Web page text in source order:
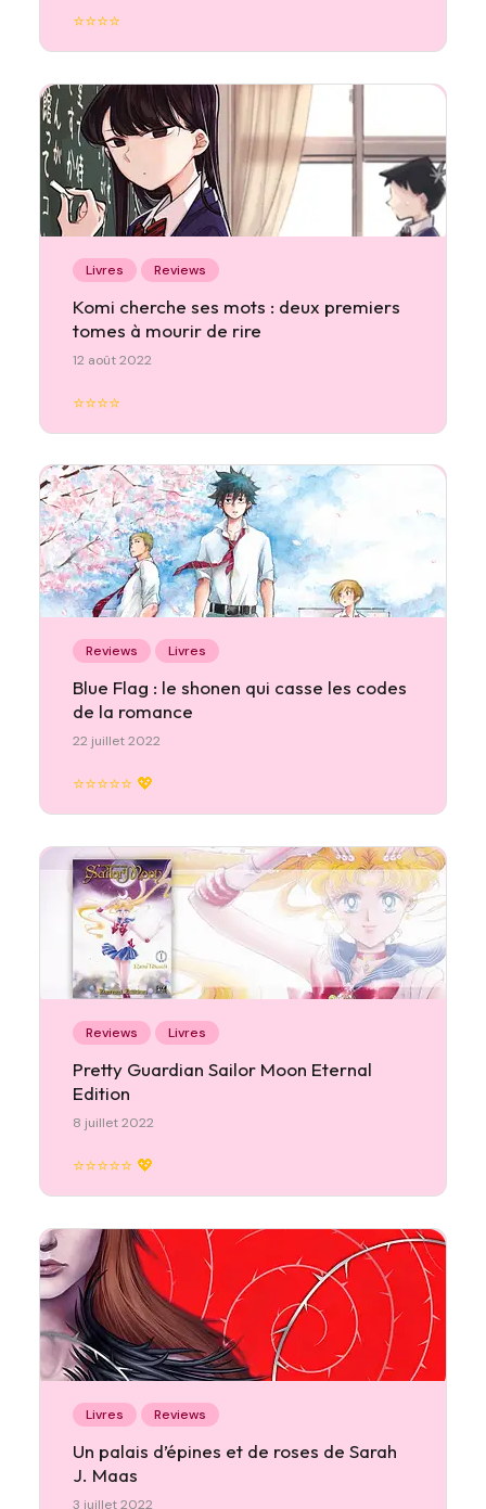
⭐⭐⭐⭐
Livres Reviews
Komi cherche ses mots : deux premiers
tomes à mourir de rire
12 août 2022
⭐⭐⭐⭐
Reviews Livres
Blue Flag : le shonen qui casse les codes
de la romance
22 juillet 2022
⭐⭐⭐⭐⭐ 💖
Reviews Livres
Pretty Guardian Sailor Moon Eternal
Edition
8 juillet 2022
⭐⭐⭐⭐⭐ 💖
Livres Reviews
Un palais d’épines et de roses de Sarah
J. Maas
3 juillet 2022